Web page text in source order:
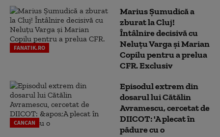
FANATIK.RO
Marius Şumudică a
zburat la Cluj!
Întâlnire decisivă cu
Neluţu Varga şi Marian
Copilu pentru a prelua
CFR. Exclusiv
CANCAN
Episodul extrem din
dosarul lui Cătălin
Avramescu, cercetat de
DIICOT: 'A plecat în
pădure cu o